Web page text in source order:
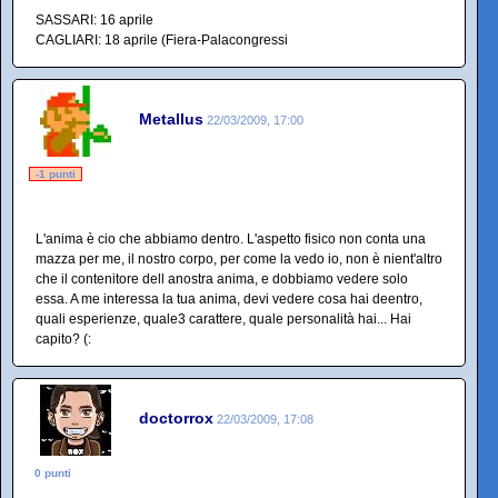
SASSARI: 16 aprile
CAGLIARI: 18 aprile (Fiera-Palacongressi
Metallus 22/03/2009, 17:00
-1 punti
L'anima è cio che abbiamo dentro. L'aspetto fisico non conta una
mazza per me, il nostro corpo, per come la vedo io, non è nient'altro
che il contenitore dell anostra anima, e dobbiamo vedere solo
essa. A me interessa la tua anima, devi vedere cosa hai deentro,
quali esperienze, quale3 carattere, quale personalità hai... Hai
capito? (:
doctorrox 22/03/2009, 17:08
0 punti